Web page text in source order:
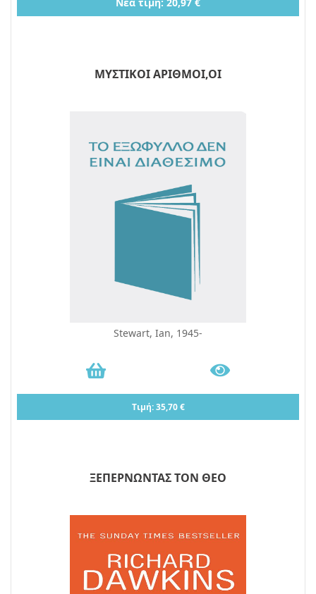
Νέα τιμή: 20,97 €
ΜΥΣΤΙΚΟΙ ΑΡΙΘΜΟΙ,ΟΙ
Stewart, Ian, 1945-
Τιμή: 35,70 €
ΞΕΠΕΡΝΩΝΤΑΣ ΤΟΝ ΘΕΟ